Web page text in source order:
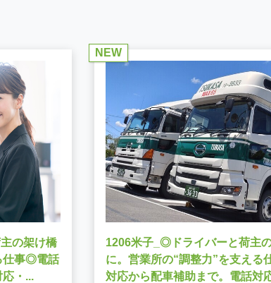
の架け橋
仕事◎電話
・...
NEW
1206米子_◎ドライバーと荷主
に。営業所の“調整力”を支える
対応から配車補助まで。電話対